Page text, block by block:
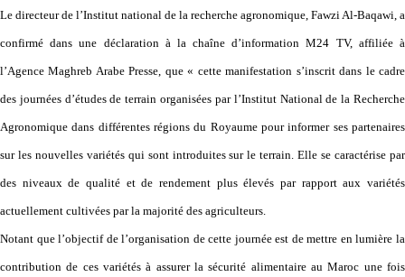
Le directeur de l’Institut national de la recherche agronomique, Fawzi Al-Baqawi, a
confirmé dans une déclaration à la chaîne d’information M24 TV, affiliée à
l’Agence Maghreb Arabe Presse, que « cette manifestation s’inscrit dans le cadre
des journées d’études de terrain organisées par l’Institut National de la Recherche
Agronomique dans différentes régions du Royaume pour informer ses partenaires
sur les nouvelles variétés qui sont introduites sur le terrain. Elle se caractérise par
des niveaux de qualité et de rendement plus élevés par rapport aux variétés
actuellement cultivées par la majorité des agriculteurs.
Notant que l’objectif de l’organisation de cette journée est de mettre en lumière la
contribution de ces variétés à assurer la sécurité alimentaire au Maroc une fois